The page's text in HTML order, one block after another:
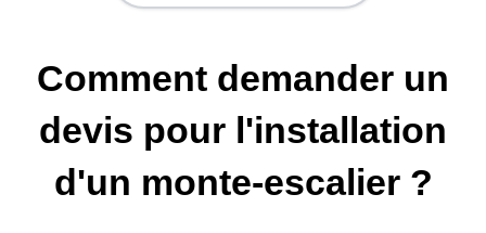
Comment demander un
devis pour l'installation
d'un monte-escalier ?